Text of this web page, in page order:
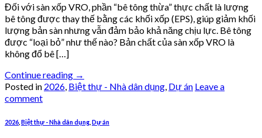
Đối với sàn xốp VRO, phần “bê tông thừa” thực chất là lượng
bê tông được thay thế bằng các khối xốp (EPS), giúp giảm khối
lượng bản sàn nhưng vẫn đảm bảo khả năng chịu lực. Bê tông
được “loại bỏ” như thế nào? Bản chất của sàn xốp VRO là
không đổ bê […]
Continue reading →
Posted in 2026 Biệt thự - Nhà dân dụng Dự án Leave a
comment
2026 Biệt thự - Nhà dân dụng Dự án